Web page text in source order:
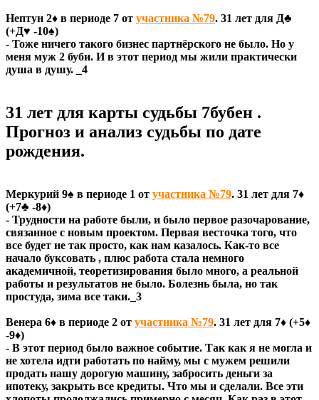
Нептун 2♦ в периоде 7 от участника №79. 31 лет для Д♣
(+Д♥ -10♠)
- Тоже ничего такого бизнес партнёрского не было. Но у
меня муж 2 буби. И в этот период мы жили практически
душа в душу. _4
31 лет для карты судьбы 7бубен .
Прогноз и анализ судьбы по дате
рождения.
Меркурий 9♠ в периоде 1 от участника №79. 31 лет для 7♦
(+7♣ -8♦)
- Трудности на работе были, и было первое разочарование,
связанное с новым проектом. Первая весточка того, что
все будет не так просто, как нам казалось. Как-то все
начало буксовать , плюс работа стала немного
академичной, теоретизирования было много, а реальной
работы и результатов не было. Болезнь была, но так
простуда, зима все таки._3
Венера 6♦ в периоде 2 от участника №79. 31 лет для 7♦ (+5♦
-9♦)
- В этот период было важное событие. Так как я не могла и
не хотела идти работать по найму, мы с мужем решили
продать нашу дорогую машину, забросить деньги за
ипотеку, закрыть все кредиты. Что мы и сделали. Все эти